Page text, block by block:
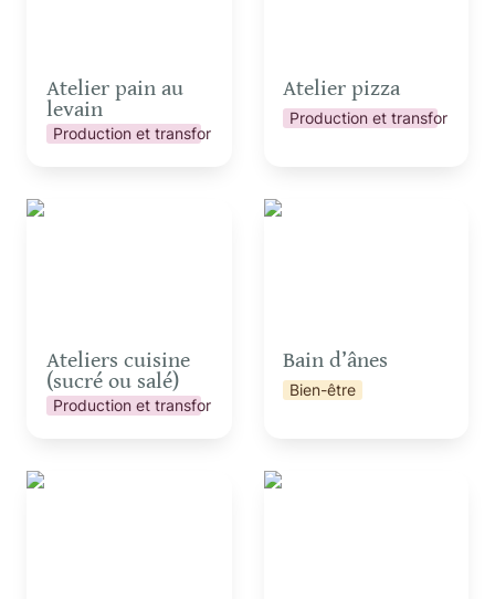
Atelier pain au
levain
Production et transformation
Atelier pizza
Production et
Ateliers cuisine (sucré
Ateliers cuisine
(sucré ou salé)
Production et transformation
Bain d’ânes
Bain d’ânes
Bien-être
Camembert Party pour
Chantier participatif